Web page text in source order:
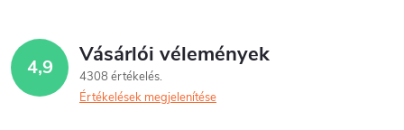
4,9 Vásárlói vélemények
4308 értékelés
Értékelések megjelenítése